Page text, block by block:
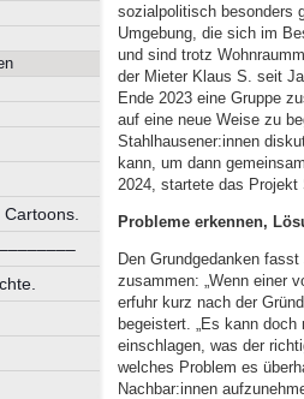
sozialpolitisch besonders
Umgebung, die sich im
und sind trotz
der Mieter Klaus S. seit
Ende 2023 eine Gruppe
auf eine neue Weise zu
Stahlhausener:innen
kann, um dann
2024, startete das Projekt
Probleme erkennen,
Den Grundgedanken
zusammen: „Wenn einer
erfuhr kurz nach der
begeistert. „Es kann
einschlagen, was der
welches Problem es
Nachbar:innen